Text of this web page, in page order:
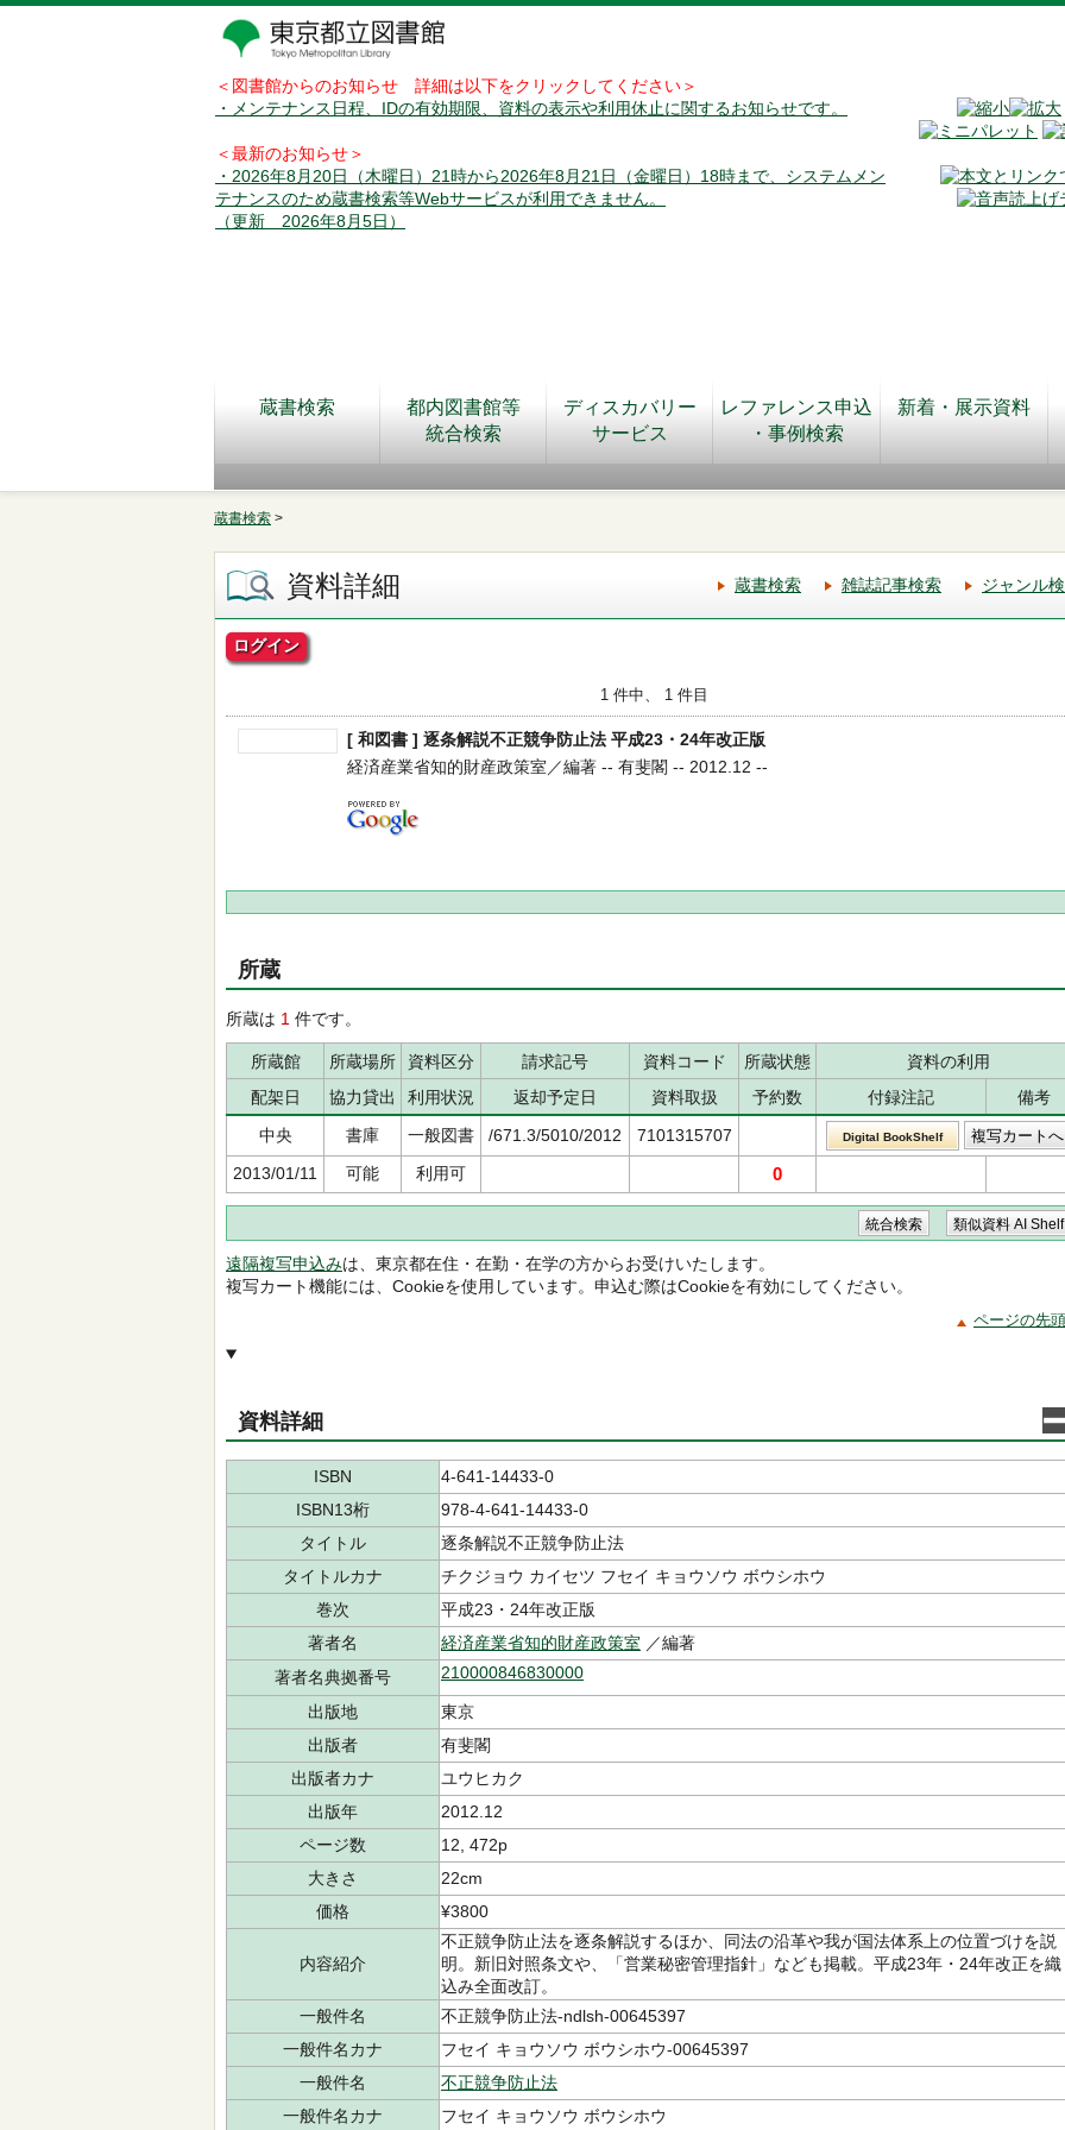
＜図書館からのお知らせ 詳細は以下をクリックしてください＞
・メンテナンス日程、IDの有効期限、資料の表示や利用休止に関するお知らせです。
＜最新のお知らせ＞
・2026年8月20日（木曜日）21時から2026年8月21日（金曜日）18時まで、システムメン
テナンスのため蔵書検索等Webサービスが利用できません。
（更新 2026年8月5日）
蔵書検索
都内図書館等
統合検索
ディスカバリー
サービス
レファレンス申込
・事例検索
新着・展示資料
蔵書検索 >
資料詳細 蔵書検索 雑誌記事検索 ジャンル
ログイン
1 件中、 1 件目
[ 和図書 ] 逐条解説不正競争防止法 平成23・24年改正版
経済産業省知的財産政策室／編著 -- 有斐閣 -- 2012.12 --
所蔵
所蔵は 1 件です。
所蔵館 所蔵場所 資料区分 請求記号 資料コード 所蔵状態
資料の利用
配架日
協力貸出 利用状況 返却予定日 資料取扱 予約数 付録注記
備考
中央
書庫 一般図書 /671.3/5010/2012 7101315707 Digital BookShelf
2013/01/11 可能 利用可 0
遠隔複写申込みは、東京都在住・在勤・在学の方からお受けいたします。
複写カート機能には、Cookieを使用しています。申込む際はCookieを有効にしてください。
ページの先
資料詳細
ISBN
4-641-14433-0
ISBN13桁
978-4-641-14433-0
タイトル
逐条解説不正競争防止法
タイトルカナ
チクジョウ カイセツ フセイ キョウソウ ボウシホウ
巻次
平成23・24年改正版
著者名
経済産業省知的財産政策室 ／編著
著者名典拠番号
210000846830000
出版地
東京
出版者
有斐閣
出版者カナ
ユウヒカク
出版年
2012.12
ページ数
12, 472p
大きさ
22cm
価格
¥3800
内容紹介
不正競争防止法を逐条解説するほか、同法の沿革や我が国法体系上の位置づけを説
明。新旧対照条文や、「営業秘密管理指針」なども掲載。平成23年・24年改正を織
込み全面改訂。
一般件名
不正競争防止法-ndlsh-00645397
一般件名カナ
フセイ キョウソウ ボウシホウ-00645397
一般件名
不正競争防止法
一般件名カナ
フセイ キョウソウ ボウシホウ